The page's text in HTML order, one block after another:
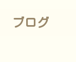
ブログ